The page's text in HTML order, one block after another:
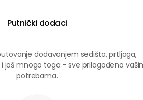
Putnički dodaci
dodavanjem sedišta, prtljaga,
još mnogo toga - sve prilagođeno
potrebama.